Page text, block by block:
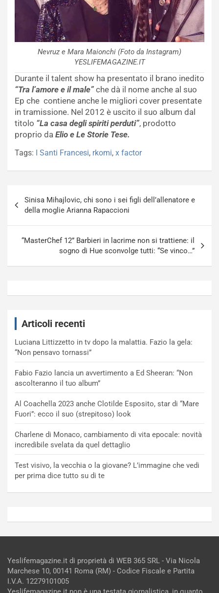
Nevruz e Mara Maionchi (Foto da Instagram)
YESLIFEMAGAZINE.IT
Durante il talent show ha presentato il brano inedito
“Tra l’amore e il male”che dà il nome anche al suo
Ep che contiene anche le migliori cover presentate
in tramissione. Nel 2012 è uscito il suo album dal
titolo “La casa degli spiriti perduti”, prodotto
proprio da Elio e Le Storie Tese.
Tags: I Santi Francesi, rkomi, x factor
articoli
Sinisa Mihajlovic, chi sono i sei figli dell’allenatore e
della moglie Arianna Rapaccioni
“MasterChef 12” Barbieri in lacrime non si trattiene: il
sogno di Hue sconvolge tutti: “Se vinco…”
Articoli recenti
Luciana Littizzetto in tv dopo la malattia. Fazio la gela:
“Non pensavo tornassi”
Fabio Fazio lancia un avvertimento a Ed Sheeran: “Non
ascolteranno il tuo album”
Al Coachella 2023 anche Clotilde Esposito, star di “Mare
Fuori”: ecco il suo (strepitoso) look
Charlene di Monaco, cambiamento di vita epocale: novità
incredibile svelata da quel dettaglio
Test visivo, la vecchia o la giovane? L’immagine che vedi
per prima dice tutto su di te
Yeslifemagazine.it di proprietà di WEB 365 SRL - Via Nicola
Marchese 10, 00141 Roma (RM) - Codice Fiscale e Partita
I.V.A. 12279101005